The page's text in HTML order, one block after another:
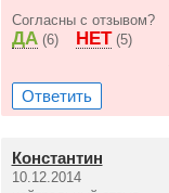
Согласны с отзывом?
ДА (6) НЕТ (5)
Ответить
Константин
10.12.2014